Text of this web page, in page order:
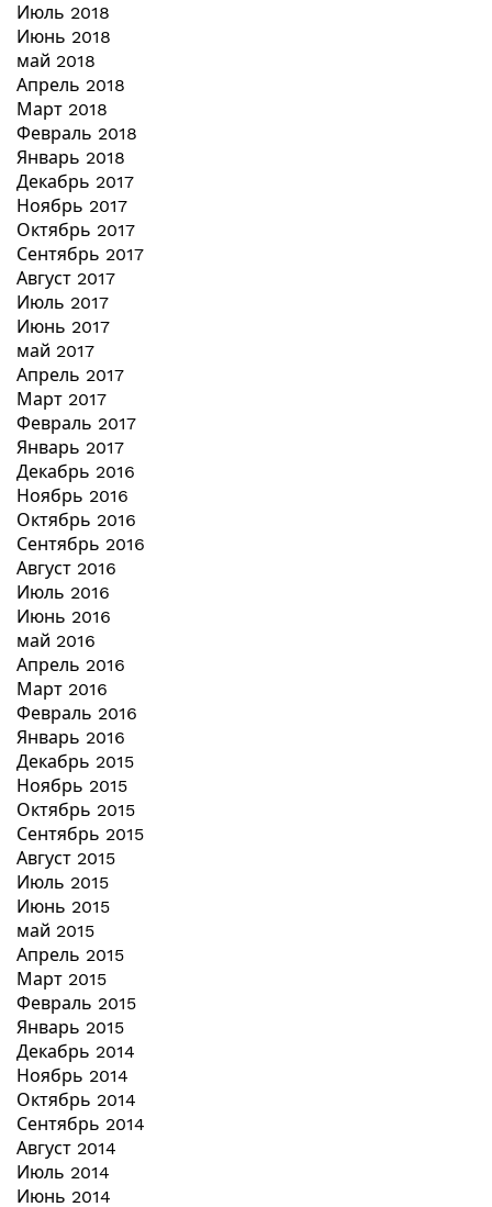
Июль 2018
Июнь 2018
май 2018
Апрель 2018
Март 2018
Февраль 2018
Январь 2018
Декабрь 2017
Ноябрь 2017
Октябрь 2017
Сентябрь 2017
Август 2017
Июль 2017
Июнь 2017
май 2017
Апрель 2017
Март 2017
Февраль 2017
Январь 2017
Декабрь 2016
Ноябрь 2016
Октябрь 2016
Сентябрь 2016
Август 2016
Июль 2016
Июнь 2016
май 2016
Апрель 2016
Март 2016
Февраль 2016
Январь 2016
Декабрь 2015
Ноябрь 2015
Октябрь 2015
Сентябрь 2015
Август 2015
Июль 2015
Июнь 2015
май 2015
Апрель 2015
Март 2015
Февраль 2015
Январь 2015
Декабрь 2014
Ноябрь 2014
Октябрь 2014
Сентябрь 2014
Август 2014
Июль 2014
Июнь 2014